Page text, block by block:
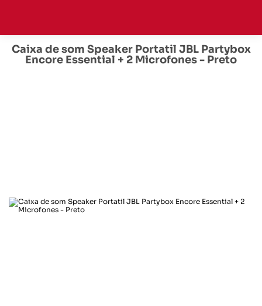
Caixa de som Speaker Portatil JBL Partybox
Encore Essential + 2 Microfones - Preto